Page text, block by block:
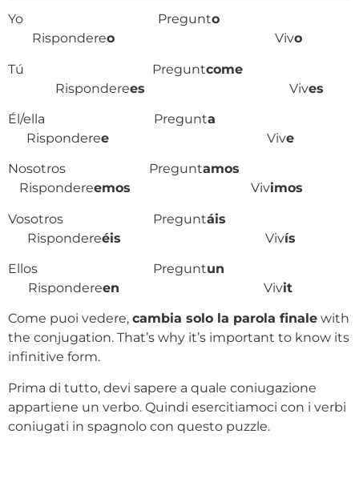
Yo Pregunto
Rispondereo Vivo
Tú Preguntcome
Risponderees Vives
Él/ella Pregunta
Risponderee Vive
Nosotros Preguntamos
Rispondereemos Vivimos
Vosotros Preguntáis
Rispondereéis Vivís
Ellos Preguntun
Rispondereen Vivit
Come puoi vedere, cambia solo la parola finale with
the conjugation. That’s why it’s important to know its
infinitive form.
Prima di tutto, devi sapere a quale coniugazione
appartiene un verbo. Quindi esercitiamoci con i verbi
coniugati in spagnolo con questo puzzle.